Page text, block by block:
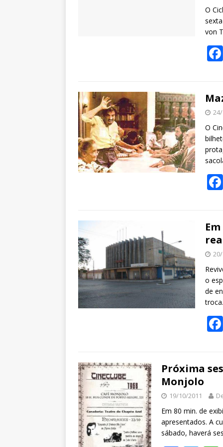
O
von
O
o
de
Próxima
Monjolo
19/10/2011
Em 80 min. de
apresentados. A
sábado, haverá